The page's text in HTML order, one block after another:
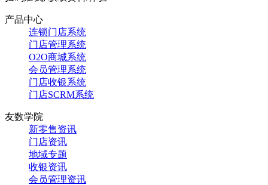
产品中心
连锁门店系统
门店管理系统
O2O商城系统
会员管理系统
门店收银系统
门店SCRM系统
友数学院
新零售资讯
门店资讯
地域专题
收银资讯
会员管理资讯